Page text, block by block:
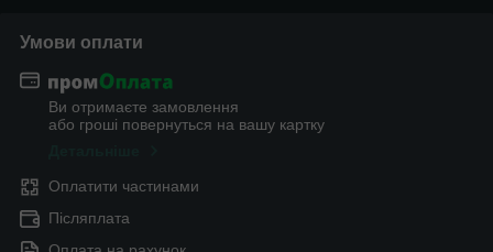
Умови оплати
Ви отримаєте замовлення
або гроші повернуться на вашу картку
Оплатити частинами
Післяплата